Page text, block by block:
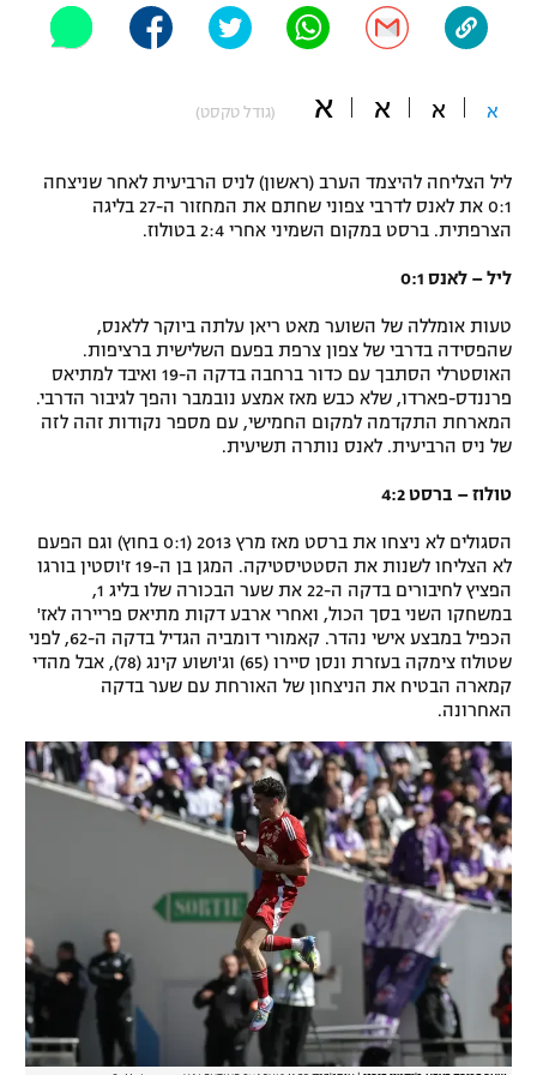
"מחצית בשכונה" – פודקאסט
משתתפים וזוכים בפרסים
תקנון משתתפים וזוכים בפרסים
תקנון עבור פעילות אלקטרה
טניס
גיימינג E-Sports
תנאי שימוש
מדיניות פרטיות
רשיון להקרנה פומבית לבית עסק
הצטרפות לחבילת הערוצים
לוח דרושים – ג'ובנט
תגיות
המגזין
אופניים
ספורט מוטורי
פוטבול אמריקאי NFL
בייסבול MLB
ספורט אתגרי ואקסטרים
אומנויות לחימה
גיימינג E-Sports
א א א א (גודל טקסט)
ליל הצליחה להיצמד הערב (ראשון) לניס הרביעית לאחר שניצחה
0:1 את לאנס לדרבי צפוני שחתם את המחזור ה-27 בליגה
הצרפתית. ברסט במקום השמיני אחרי 2:4 בטולוז.
ליל – לאנס 0:1
טעות אומללה של השוער מאט ריאן עלתה ביוקר ללאנס,
שהפסידה בדרבי של צפון צרפת בפעם השלישית ברציפות.
האוסטרלי הסתבך עם כדור ברחבה בדקה ה-19 ואיבד למתיאס
פרננדס-פארדו, שלא כבש מאז אמצע נובמבר והפך לגיבור הדרבי.
המארחת התקדמה למקום החמישי, עם מספר נקודות זהה לזה
של ניס הרביעית. לאנס נותרה תשיעית.
טולוז – ברסט 4:2
הסגולים לא ניצחו את ברסט מאז מרץ 2013 (0:1 בחוץ) וגם הפעם
לא הצליחו לשנות את הסטטיסטיקה. המגן בן ה-19 ז'וסטין בורגו
הפציץ לחיבורים בדקה ה-22 את שער הבכורה שלו בליג 1,
במשחקו השני בסך הכול, ואחרי ארבע דקות מתיאס פריירה לאז'
הכפיל במבצע אישי נהדר. קאמורי דומביה הגדיל בדקה ה-62, לפני
שטולוז צימקה בעזרת ונסן סיירו (65) וג'ושוע קינג (78), אבל מהדי
קמארה הבטיח את הניצחון של האורחת עם שער בדקה
האחרונה.